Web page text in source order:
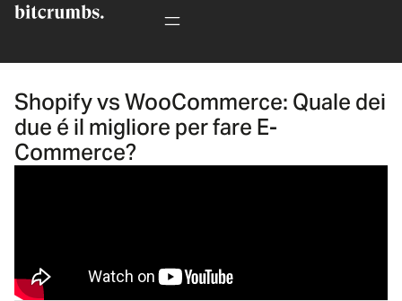
Shopify vs WooCommerce: Quale dei
due é il migliore per fare E-
Commerce?